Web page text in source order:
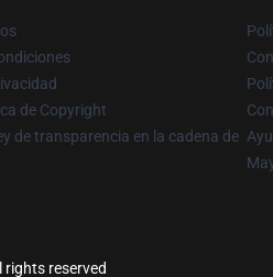
de Copyright
de transparencia en la cadena de
rights reserved